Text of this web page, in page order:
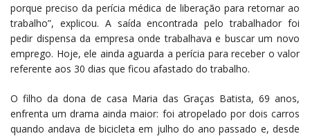
porque preciso da perícia médica de liberação para retornar ao
trabalho”, explicou. A saída encontrada pelo trabalhador foi
pedir dispensa da empresa onde trabalhava e buscar um novo
emprego. Hoje, ele ainda aguarda a perícia para receber o valor
referente aos 30 dias que ficou afastado do trabalho.
O filho da dona de casa Maria das Graças Batista, 69 anos,
enfrenta um drama ainda maior: foi atropelado por dois carros
quando andava de bicicleta em julho do ano passado e, desde